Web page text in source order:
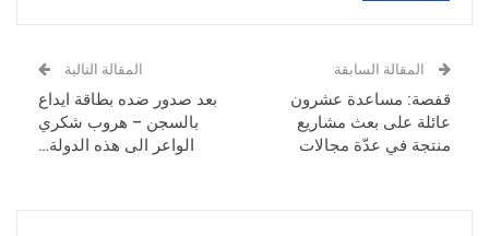
المقالة السابقة
قفصة: مساعدة عشرون
عائلة على بعث مشاريع
منتجة في عدّة مجالات
المقالة التالية
بعد صدور ضده بطاقة ايداع
بالسجن – هروب شكري
الواعر الى هذه الدولة…